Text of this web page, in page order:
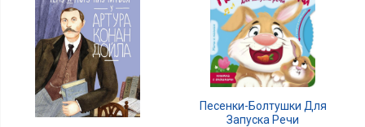
Песенки-Болтушки Для
Запуска Речи